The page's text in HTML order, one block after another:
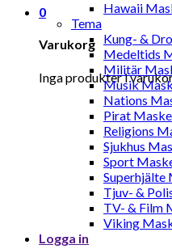
0
Varukorg
Inga produkter i
Hawaii
Tema
Kung- &
Medeltids
Militär
Musik
Nations
Pirat
Religions
Sjukhus
Sport
Superhjälte
Tjuv- &
TV- & Film
Viking
Logga in